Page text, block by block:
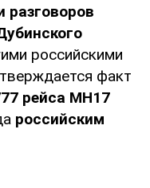
разговоров
российскими
факт
рейса MH17
российским